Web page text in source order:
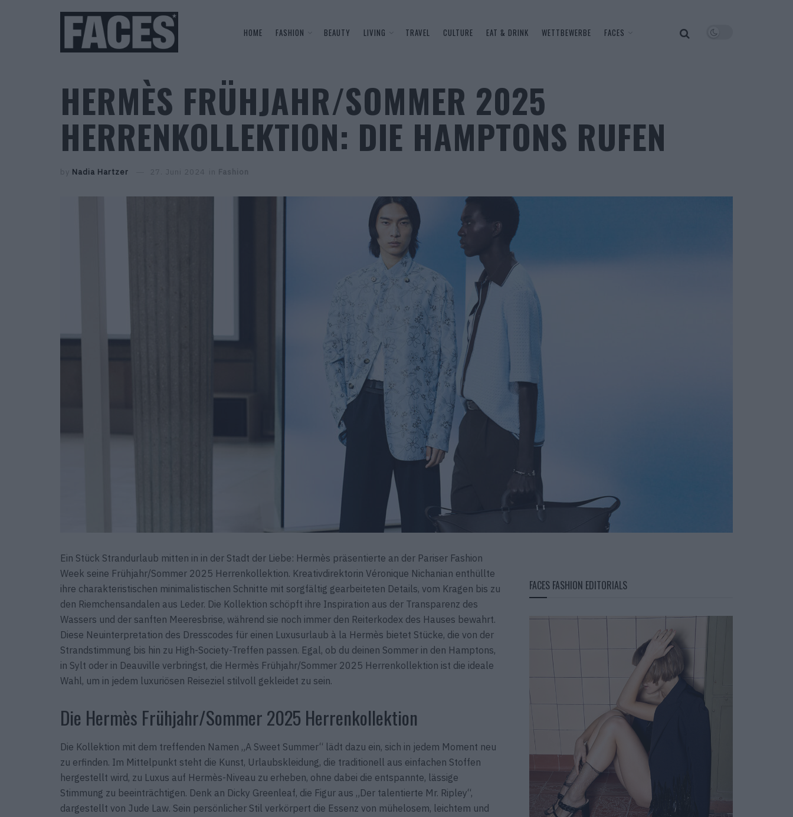
HOME FASHION BEAUTY LIVING TRAVEL CULTURE EAT & DRINK WETTBEWERBE FACES
HERMÈS FRÜHJAHR/SOMMER 2025
HERRENKOLLEKTION: DIE HAMPTONS RUFEN
by Nadia Hartzer 27. Juni 2024 in Fashion
Ein Stück Strandurlaub mitten in in der Stadt der Liebe: Hermès präsentierte an der Pariser Fashion
Week seine Frühjahr/Sommer 2025 Herrenkollektion. Kreativdirektorin Véronique Nichanian enthüllte
ihre charakteristischen minimalistischen Schnitte mit sorgfältig gearbeiteten Details, vom Kragen bis zu
den Riemchensandalen aus Leder. Die Kollektion schöpft ihre Inspiration aus der Transparenz des
Wassers und der sanften Meeresbrise, während sie noch immer den Reiterkodex des Hauses bewahrt.
Diese Neuinterpretation des Dresscodes für einen Luxusurlaub à la Hermès bietet Stücke, die von der
Strandstimmung bis hin zu High-Society-Treffen passen. Egal, ob du deinen Sommer in den Hamptons,
in Sylt oder in Deauville verbringst, die Hermès Frühjahr/Sommer 2025 Herrenkollektion ist die ideale
Wahl, um in jedem luxuriösen Reiseziel stilvoll gekleidet zu sein.
Die Hermès Frühjahr/Sommer 2025 Herrenkollektion
Die Kollektion mit dem treffenden Namen „A Sweet Summer“ lädt dazu ein, sich in jedem Moment neu
zu erfinden. Im Mittelpunkt steht die Kunst, Urlaubskleidung, die traditionell aus einfachen Stoffen
hergestellt wird, zu Luxus auf Hermès-Niveau zu erheben, ohne dabei die entspannte, lässige
Stimmung zu beeinträchtigen. Denk an Dicky Greenleaf, die Figur aus „Der talentierte Mr. Ripley“,
dargestellt von Jude Law. Sein persönlicher Stil verkörpert die Essenz von mühelosem, leichtem und
FACES FASHION EDITORIALS